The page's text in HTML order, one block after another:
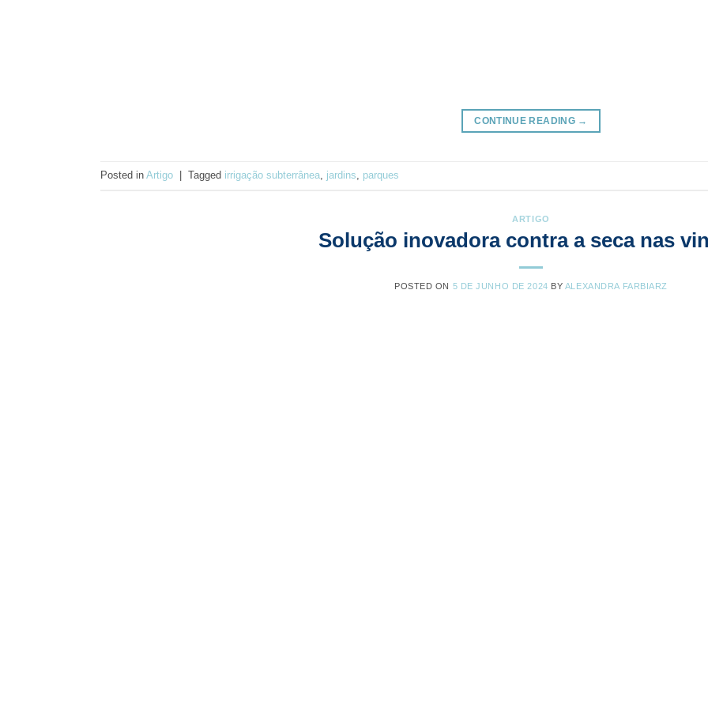
CONTINUE READING →
Posted in Artigo Tagged irrigação subterrânea jardins parques
ARTIGO
Solução inovadora contra a seca nas
POSTED ON 5 DE JUNHO DE 2024 BY ALEXANDRA FARBIARZ